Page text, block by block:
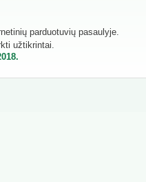
parduotuvių pasaulyje.
užtikrintai.